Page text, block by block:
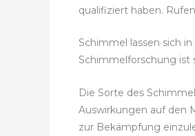
qualifiziert haben.
Schimmel lassen sich
Schimmelforschung ist
Die Sorte des
Auswirkungen auf den
zur Bekämpfung